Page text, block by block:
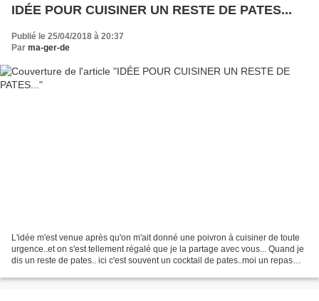
IDÉE POUR CUISINER UN RESTE DE PATES...
Publié le 25/04/2018 à 20:37
Par ma-ger-de
L'idée m'est venue après qu'on m'ait donné une poivron à cuisiner de toute
urgence..et on s'est tellement régalé que je la partage avec vous... Quand je
dis un reste de pates.. ici c'est souvent un cocktail de pates..moi un repas